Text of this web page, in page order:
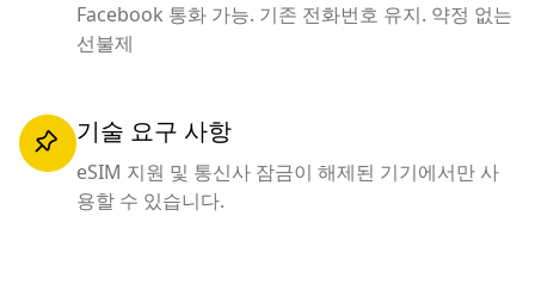
Facebook 통화 가능. 기존 전화번호 유지. 약정 없는
선불제
기술 요구 사항
eSIM 지원 및 통신사 잠금이 해제된 기기에서만 사
용할 수 있습니다.